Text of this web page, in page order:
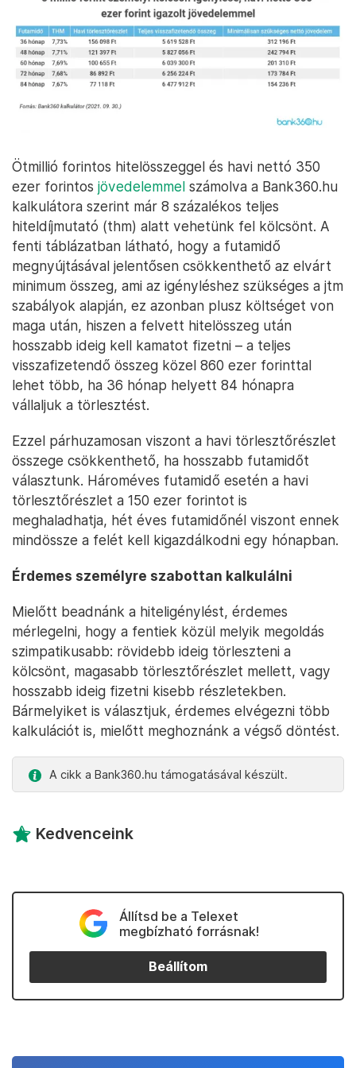
Ötmillió forintos hitelösszeggel és havi nettó 350
ezer forintos jövedelemmel számolva a Bank360.hu
kalkulátora szerint már 8 százalékos teljes
hiteldíjmutató (thm) alatt vehetünk fel kölcsönt. A
fenti táblázatban látható, hogy a futamidő
megnyújtásával jelentősen csökkenthető az elvárt
minimum összeg, ami az igényléshez szükséges a jtm
szabályok alapján, ez azonban plusz költséget von
maga után, hiszen a felvett hitelösszeg után
hosszabb ideig kell kamatot fizetni – a teljes
visszafizetendő összeg közel 860 ezer forinttal
lehet több, ha 36 hónap helyett 84 hónapra
vállaljuk a törlesztést.
Ezzel párhuzamosan viszont a havi törlesztőrészlet
összege csökkenthető, ha hosszabb futamidőt
választunk. Hároméves futamidő esetén a havi
törlesztőrészlet a 150 ezer forintot is
meghaladhatja, hét éves futamidőnél viszont ennek
mindössze a felét kell kigazdálkodni egy hónapban.
Érdemes személyre szabottan kalkulálni
Mielőtt beadnánk a hiteligénylést, érdemes
mérlegelni, hogy a fentiek közül melyik megoldás
szimpatikusabb: rövidebb ideig törleszteni a
kölcsönt, magasabb törlesztőrészlet mellett, vagy
hosszabb ideig fizetni kisebb részletekben.
Bármelyiket is választjuk, érdemes elvégezni több
kalkulációt is, mielőtt meghoznánk a végső döntést.
A cikk a Bank360.hu támogatásával készült.
Kedvenceink
Állítsd be a Telexet
megbízható forrásnak!
Beállítom